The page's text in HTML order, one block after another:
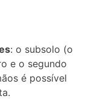
: o subsolo (o
e o segundo
é possível